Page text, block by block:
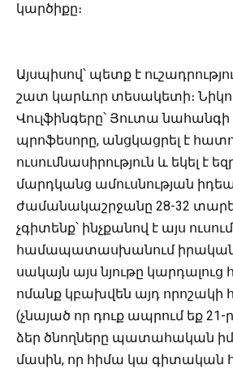
կարծիքը։
Այսպիսով՝ պետք է
շատ կարևոր տեսակետի։
Վուլֆինգերը՝ Յուտա
պրոֆեսորը, անցկացրել է
ուսումնասիրություն և եկել է
մարդկանց ամուսնության
ժամանակաշրջանը 28-32
չգիտենք՝ ինչքանով է այս
համապատասխանում
սակայն այս նյութը
ոմանք կբախվեն այդ որոշակի
(չնայած որ դուք ապրում եք 21-
ձեր ծնողները պատահական
մասին, որ հիմա կա գիտական